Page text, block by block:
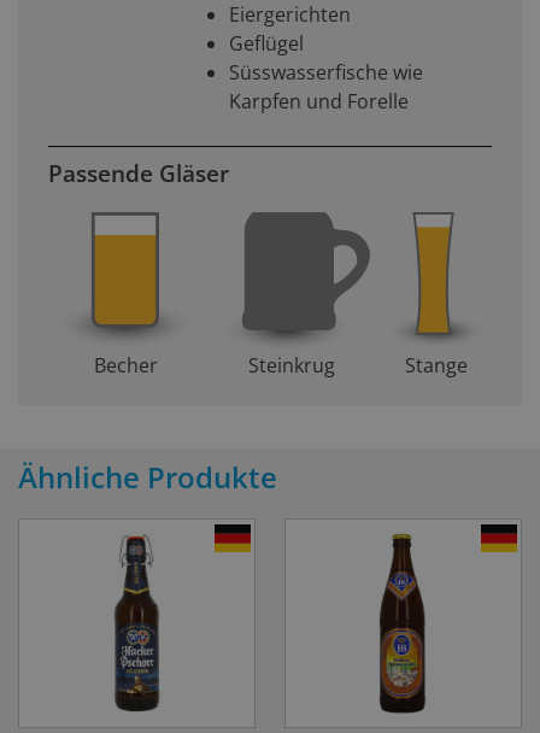
Eiergerichten
Geflügel
Süsswasserfische wie
Karpfen und Forelle
Passende Gläser
Becher Steinkrug Stange
Ähnliche Produkte